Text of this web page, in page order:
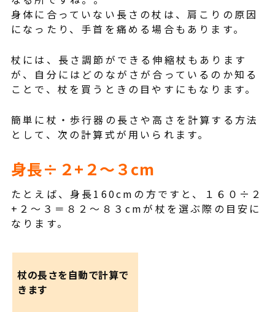
身体に合っていない長さの杖は、肩こりの原因
になったり、手首を痛める場合もあります。
杖には、長さ調節ができる伸縮杖もあります
が、自分にはどのながさが合っているのか知る
ことで、杖を買うときの目やすにもなります。
簡単に杖・歩行器の長さや高さを計算する方法
として、次の計算式が用いられます。
身長÷２+２～３cm
たとえば、身長160cmの方ですと、１６０÷２
+２～３＝８２～８３cmが杖を選ぶ際の目安に
なります。
杖の長さを自動で計算で
きます